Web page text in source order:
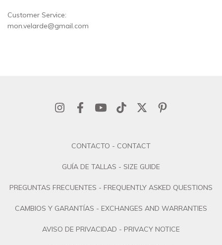
Customer Service:
mon.velarde@gmail.com
CONTACTO - CONTACT
GUÍA DE TALLAS - SIZE GUIDE
PREGUNTAS FRECUENTES - FREQUENTLY ASKED QUESTIONS
CAMBIOS Y GARANTÍAS - EXCHANGES AND WARRANTIES
AVISO DE PRIVACIDAD - PRIVACY NOTICE